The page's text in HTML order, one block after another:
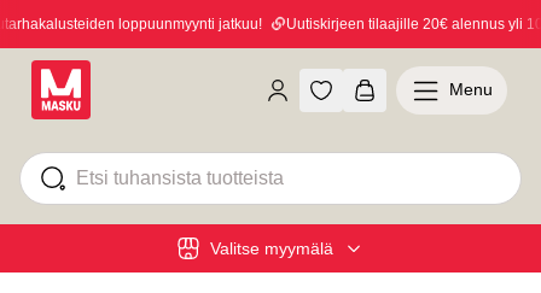
loppuunmyynti jatkuu! Uutiskirjeen tilaajille 20€ alennus yli
Valitse myymälä
Menu